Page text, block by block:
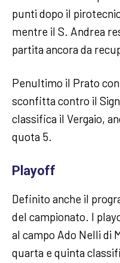
punti dopo il
mentre il S. Andrea
partita ancora da
Penultimo il Prato
sconfitta contro il
classifica il Vergaio,
quota 5.
Playoff
Definito anche il
del campionato. I
al campo Ado Nelli di
quarta e quinta